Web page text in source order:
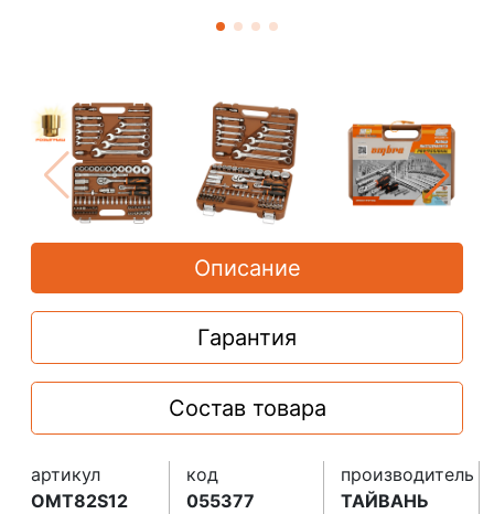
Описание
Гарантия
Состав товара
артикул
OMT82S12
код
055377
производитель
ТАЙВАНЬ